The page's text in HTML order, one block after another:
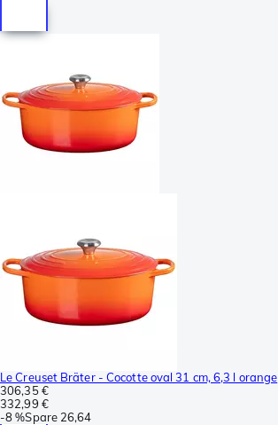
Le Creuset Bräter - Cocotte oval 31 cm, 6,3 l orange
306,35 €
332,99 €
-8 %Spare 26,64